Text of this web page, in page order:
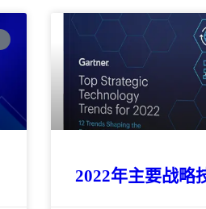
2022年主要战略